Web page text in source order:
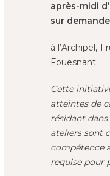
après-midi
sur
à l’Archipel, 1
Fouesnant
Cette
atteintes de
résidant dans
ateliers sont
compétence
requise pour